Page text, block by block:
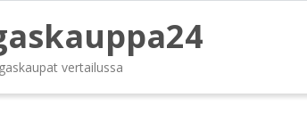
vertailussa